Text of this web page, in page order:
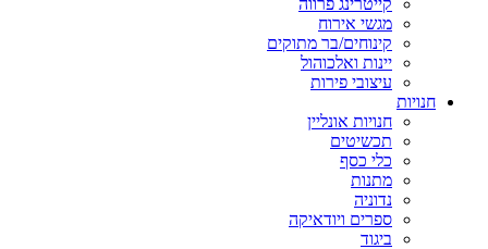
קייטרינג פרווה
מגשי אירוח
קינוחים/בר מתוקים
יינות ואלכוהול
עיצובי פירות
חנויות
חנויות אונליין
תכשיטים
כלי כסף
מתנות
נדוניה
ספרים ויודאיקה
ביגוד